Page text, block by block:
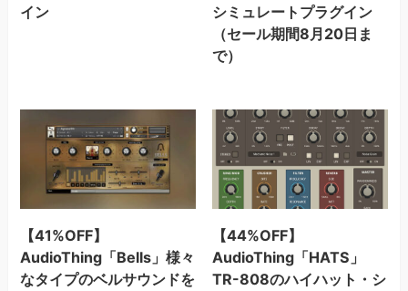
イン
シミュレートプラグイン
（セール期間8月20日ま
で）
【41%OFF】
AudioThing「Bells」様々
なタイプのベルサウンドを
【44%OFF】
AudioThing「HATS」
TR-808のハイハット・シ